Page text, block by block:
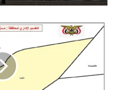
معارك
عنيفة
مأرب